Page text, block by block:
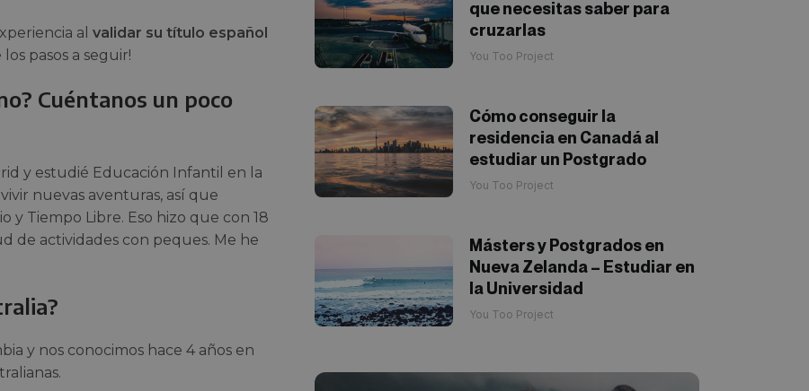
al validar su título español
los pasos a seguir!
Cuéntanos un poco
y estudié Educación Infantil en la
nuevas aventuras, así que
y Tiempo Libre. Eso hizo que con 18
de actividades con peques. Me he
y nos conocimos hace 4 años en
que necesitas saber para
cruzarlas
You Too Project
Cómo conseguir la
residencia en Canadá al
estudiar un Postgrado
You Too Project
Másters y Postgrados en
Nueva Zelanda – Estudiar en
la Universidad
You Too Project